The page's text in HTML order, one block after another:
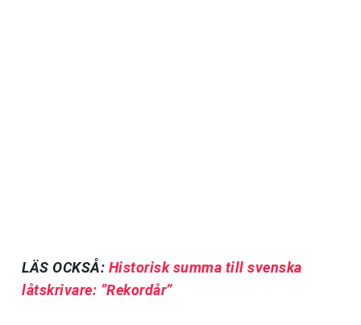
LÄS OCKSÅ: Historisk summa till svenska
låtskrivare: ”Rekordår”